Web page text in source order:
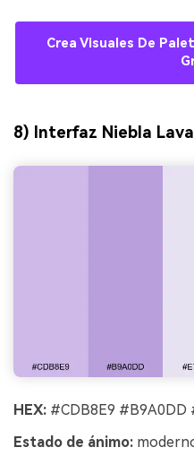
Crea Visuales De
8) Interfaz Niebla
HEX: #CDB8E9 #B9A0DD
Estado de ánimo: